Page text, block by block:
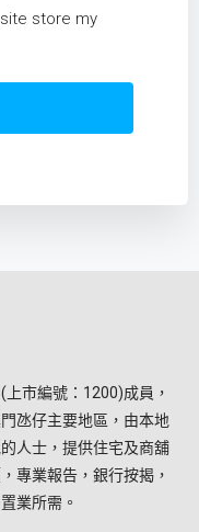
store my
市編號：1200)成員，
氹仔主要地區，由本地
人士，提供住宅及商舖
專業報告，銀行按揭，
業所需。